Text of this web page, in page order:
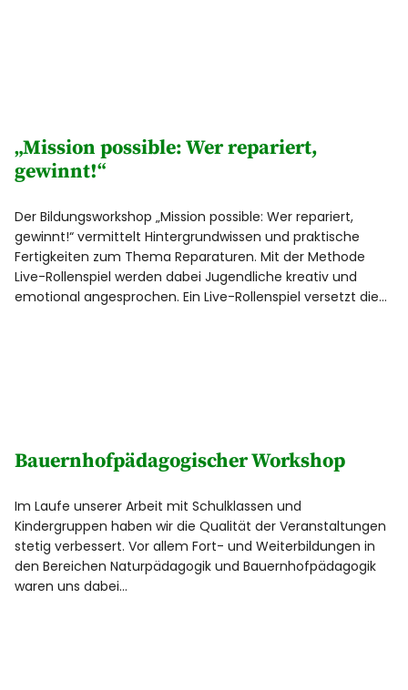
„Mission possible: Wer repariert,
gewinnt!“
Der Bildungsworkshop „Mission possible: Wer repariert,
gewinnt!“ vermittelt Hintergrundwissen und praktische
Fertigkeiten zum Thema Reparaturen. Mit der Methode
Live-Rollenspiel werden dabei Jugendliche kreativ und
emotional angesprochen. Ein Live-Rollenspiel versetzt die…
Bauernhofpädagogischer Workshop
Im Laufe unserer Arbeit mit Schulklassen und
Kindergruppen haben wir die Qualität der Veranstaltungen
stetig verbessert. Vor allem Fort- und Weiterbildungen in
den Bereichen Naturpädagogik und Bauernhofpädagogik
waren uns dabei…